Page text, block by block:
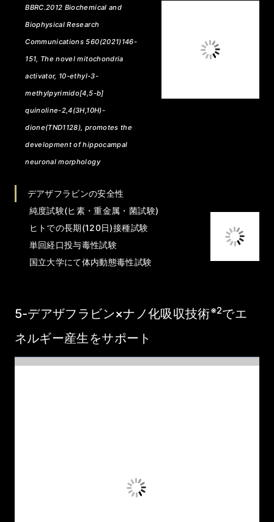
BBRC.2012 Biochemical and
Biophysical Research
Communications 560(2021)146-
151, The novel mitochondria
activator, 10-ethyl-3-
methylpyrimido[4,5-b]
quinoline-2,4(3H,10H)-
dione(TND1128), promotes the
development of hippocampal
neuronal morphology
デアザフラビンの安全性
純度試験(ヒ素・重金属・菌試験)
ヒトでの長期(120日)接種試験
単回経口投与毒性試験
国立大学にて体内動態毒性試験
5-デアザフラビン×ナノ化吸収技術※2でエ
ネルギー産生をサポート